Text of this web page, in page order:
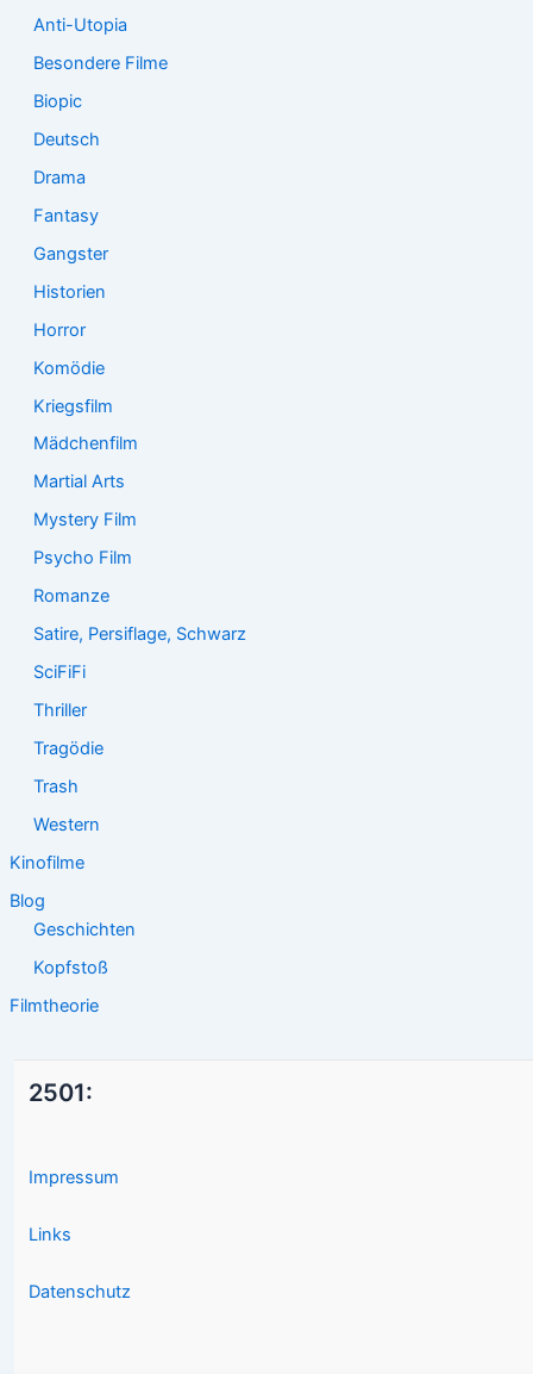
Anti-Utopia
Besondere Filme
Biopic
Deutsch
Drama
Fantasy
Gangster
Historien
Horror
Komödie
Kriegsfilm
Mädchenfilm
Martial Arts
Mystery Film
Psycho Film
Romanze
Satire, Persiflage, Schwarz
SciFiFi
Thriller
Tragödie
Trash
Western
Kinofilme
Blog
Geschichten
Kopfstoß
Filmtheorie
2501:
Impressum
Links
Datenschutz